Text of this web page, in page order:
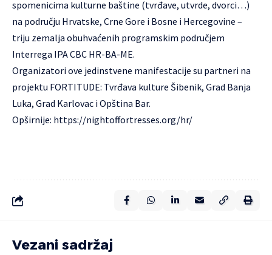
spomenicima kulturne baštine (tvrđave, utvrde, dvorci…)
na području Hrvatske, Crne Gore i Bosne i Hercegovine –
triju zemalja obuhvaćenih programskim područjem
Interrega IPA CBC HR-BA-ME.
Organizatori ove jedinstvene manifestacije su partneri na
projektu FORTITUDE: Tvrđava kulture Šibenik, Grad Banja
Luka, Grad Karlovac i Opština Bar.
Opširnije: https://nightoffortresses.org/hr/
Vezani sadržaj